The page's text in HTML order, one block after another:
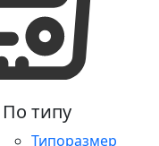
По типу
Типоразмер